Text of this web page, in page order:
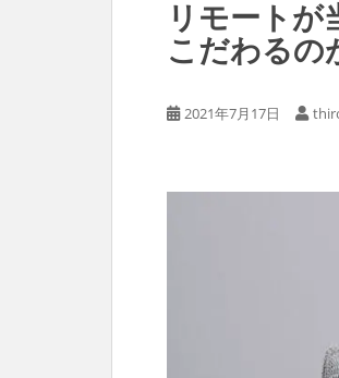
リモートが
こだわるの
2021年7月17日